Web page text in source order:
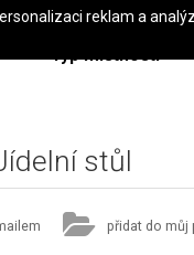
Typ místnosti
stůl
přidat do můj
reklam a